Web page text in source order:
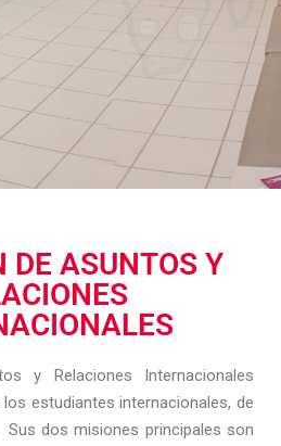
DE ASUNTOS Y
y Relaciones Internacionales
estudiantes internacionales, de
dos misiones principales son